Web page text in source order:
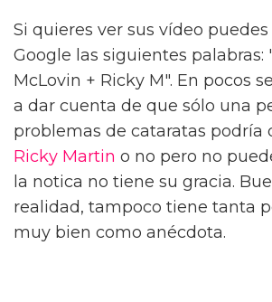
Si quieres ver sus vídeo
Google las siguientes palabras:
McLovin + Ricky M". En pocos
a dar cuenta de que sólo una
problemas de cataratas podría
Ricky Martin o no pero no
la notica no tiene su gracia.
realidad, tampoco tiene tanta
muy bien como anécdota.